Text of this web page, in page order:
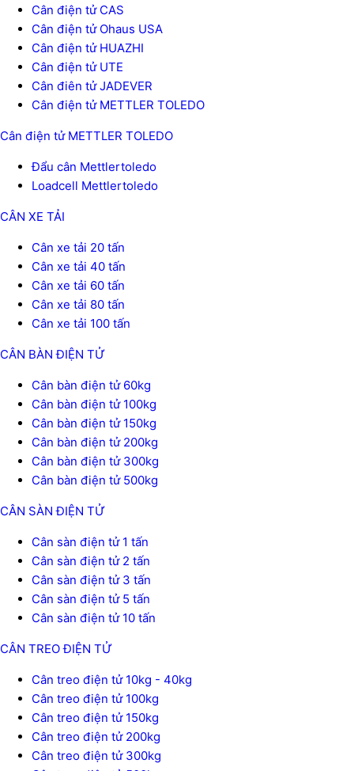
Cân điện tử CAS
Cân điện tử Ohaus USA
Cân điện tử HUAZHI
Cân điện tử UTE
Cân điên tử JADEVER
Cân điện tử METTLER TOLEDO
Cân điện tử METTLER TOLEDO
Đẩu cân Mettlertoledo
Loadcell Mettlertoledo
CÂN XE TẢI
Cân xe tải 20 tấn
Cân xe tải 40 tấn
Cân xe tải 60 tấn
Cân xe tải 80 tấn
Cân xe tải 100 tấn
CÂN BÀN ĐIỆN TỬ
Cân bàn điện tử 60kg
Cân bàn điện tử 100kg
Cân bàn điện tử 150kg
Cân bàn điện tử 200kg
Cân bàn điện tử 300kg
Cân bàn điện tử 500kg
CÂN SÀN ĐIỆN TỬ
Cân sàn điện tử 1 tấn
Cân sàn điện tử 2 tấn
Cân sàn điện tử 3 tấn
Cân sàn điện tử 5 tấn
Cân sàn điện tử 10 tấn
CÂN TREO ĐIỆN TỬ
Cân treo điện tử 10kg - 40kg
Cân treo điện tử 100kg
Cân treo điện tử 150kg
Cân treo điện tử 200kg
Cân treo điện tử 300kg